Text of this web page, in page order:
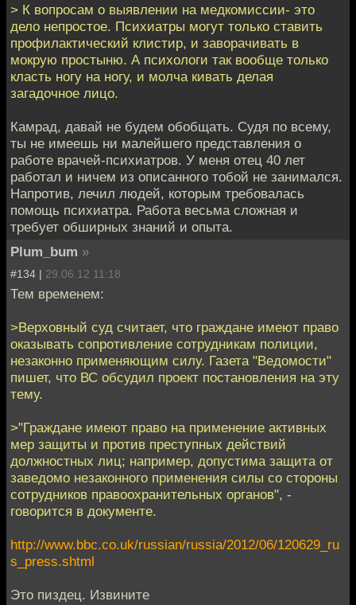
> К вопросам о выявлении на медкомиссии- это
дело непростое. Психиатры могут только ставить
профилактический клистир, и заворачивать в
мокрую простыню. А психологи так вообще только
класть ногу на ногу, и молча кивать делая
загадочное лицо.
Камрад, давай не будем обобщать. Судя по всему,
ты не имеешь ни малейшего представления о
работе врачей-психиатров. У меня отец 40 лет
работал и ничем из описанного тобой не занимался.
Напротив, лечил людей, которым требовалась
помощь психиатра. Работа весьма сложная и
требует обширных знаний и опыта.
Plum_bum »
#134 | 29.06.12 11:18
Тем временем:
>Верховный суд считает, что граждане имеют право
оказывать сопротивление сотрудникам полиции,
незаконно применяющим силу. Газета "Ведомости"
пишет, что ВС обсудил проект постановления на эту
тему.
>"Граждане имеют право на применение активных
мер защиты и против преступных действий
должностных лиц; например, допустима защита от
заведомо незаконного применения силы со стороны
сотрудников правоохранительных органов", -
говорится в документе.
http://www.bbc.co.uk/russian/russia/2012/06/120629_ru
s_press.shtml
Это пиздец. Извините